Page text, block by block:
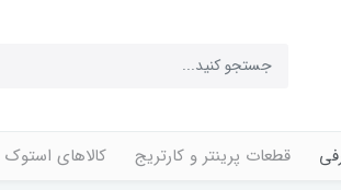
قطعات پرینتر و کارتریج کالاهای استوک